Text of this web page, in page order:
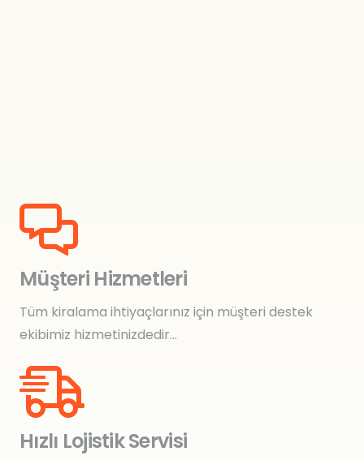
Müşteri Hizmetleri
Tüm kiralama ihtiyaçlarınız için müşteri destek
ekibimiz hizmetinizdedir…
Hızlı Lojistik Servisi